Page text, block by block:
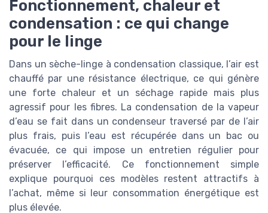
Fonctionnement, chaleur et
condensation : ce qui change
pour le linge
Dans un sèche-linge à condensation classique, l’air est
chauffé par une résistance électrique, ce qui génère
une forte chaleur et un séchage rapide mais plus
agressif pour les fibres. La condensation de la vapeur
d’eau se fait dans un condenseur traversé par de l’air
plus frais, puis l’eau est récupérée dans un bac ou
évacuée, ce qui impose un entretien régulier pour
préserver l’efficacité. Ce fonctionnement simple
explique pourquoi ces modèles restent attractifs à
l’achat, même si leur consommation énergétique est
plus élevée.